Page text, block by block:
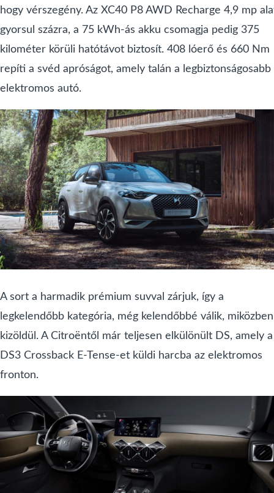
hogy vérszegény. Az XC40 P8 AWD Recharge 4,9 mp
gyorsul százra, a 75 kWh-ás akku csomagja pedig 375
kilométer körüli hatótávot biztosít. 408 lóerő és 660 Nm
repíti a svéd apróságot, amely talán a legbiztonságosabb
elektromos autó.
A sort a harmadik prémium suvval zárjuk, így a
legkelendőbb kategória, még kelendőbbé válik, miközben
kizöldül. A Citroëntől már teljesen elkülönült DS, amely a
DS3 Crossback E-Tense-et küldi harcba az elektromos
fronton.